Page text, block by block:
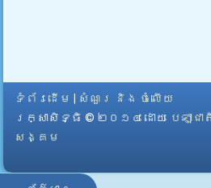
ទំព័រដើម
សំណួរ និង ចំលើយ
រក្សាសិទ្ធិ © ២០១៤ ដោយ​ បេឡា
សង្គម